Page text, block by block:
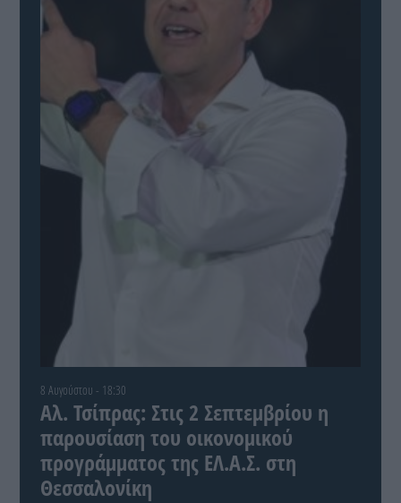
8 Αυγούστου - 18:30
Αλ. Τσίπρας: Στις 2 Σεπτεμβρίου η
παρουσίαση του οικονομικού
προγράμματος της ΕΛ.Α.Σ. στη
Θεσσαλονίκη